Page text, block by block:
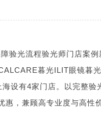
验光流程验光师门店案例
暮光ILIT眼镜暮
设有4家门店。以完整验
惠，兼顾高专业度与高性